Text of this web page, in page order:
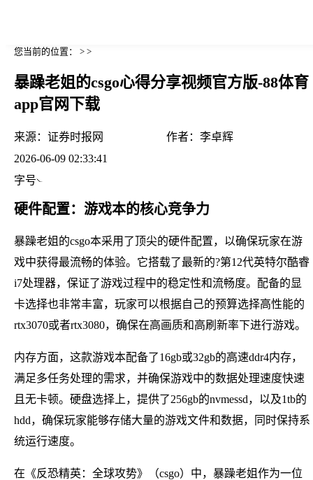
您当前的位置： > >
暴躁老姐的csgo心得分享视频官方版-88体育
app官网下载
来源： 证券时报网 作者： 李卓辉
2026-06-09 02:33:41
字号
硬件配置：游戏本的核心竞争力
暴躁老姐的csgo本采用了顶尖的硬件配置，以确保玩家在游
戏中获得最流畅的体验。它搭载了最新的?第12代英特尔酷睿
i7处理器，保证了游戏过程中的稳定性和流畅度。配备的显
卡选择也非常丰富，玩家可以根据自己的预算选择高性能的
rtx3070或者rtx3080，确保在高画质和高刷新率下进行游戏。
内存方面，这款游戏本配备了16gb或32gb的高速ddr4内存，
满足多任务处理的需求，并确保游戏中的数据处理速度快速
且无卡顿。硬盘选择上，提供了256gb的nvmessd，以及1tb的
hdd，确保玩家能够存储大量的游戏文件和数据，同时保持系
统运行速度。
在《反恐精英：全球攻势》（csgo）中，暴躁老姐作为一位